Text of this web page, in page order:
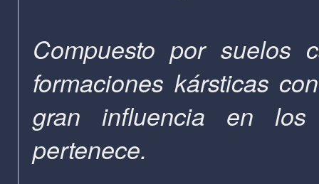
Compuesto por suelos
formaciones kársticas
gran influencia en
pertenece.